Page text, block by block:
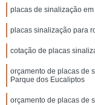
placas de sinalização
placas sinalização para
cotação de placas
orçamento de placas de
Parque dos Eucaliptos
orçamento de placas de